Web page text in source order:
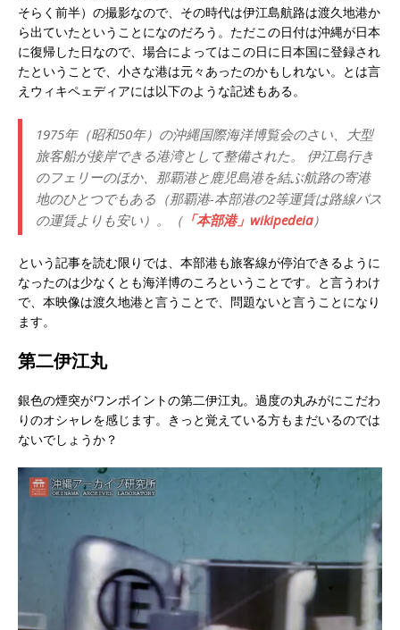
そらく前半）の撮影なので、その時代は伊江島航路は渡久地港か
ら出ていたということになのだろう。ただこの日付は沖縄が日本
に復帰した日なので、場合によってはこの日に日本国に登録され
たということで、小さな港は元々あったのかもしれない。とは言
えウィキペェディアには以下のような記述もある。
1975年（昭和50年）の沖縄国際海洋博覧会のさい、大型
旅客船が接岸できる港湾として整備された。 伊江島行き
のフェリーのほか、那覇港と鹿児島港を結ぶ航路の寄港
地のひとつでもある（那覇港-本部港の2等運賃は路線バス
の運賃よりも安い）。（ 「本部港」wikipedeia）
という記事を読む限りでは、本部港も旅客線が停泊できるように
なったのは少なくとも海洋博のころということです。と言うわけ
で、本映像は渡久地港と言うことで、問題ないと言うことになり
ます。
第二伊江丸
銀色の煙突がワンポイントの第二伊江丸。過度の丸みがにこだわ
りのオシャレを感じます。きっと覚えている方もまだいるのでは
ないでしょうか？